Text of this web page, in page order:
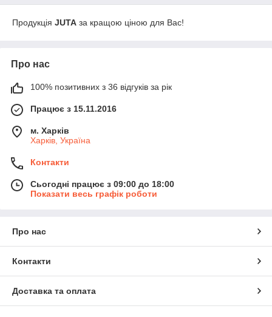
Продукція JUTA за кращою ціною для Вас!
Про нас
100% позитивних з 36 відгуків за рік
Працює з 15.11.2016
м. Харків
Харків, Україна
Контакти
Сьогодні працює з 09:00 до 18:00
Показати весь графік роботи
Про нас
Контакти
Доставка та оплата